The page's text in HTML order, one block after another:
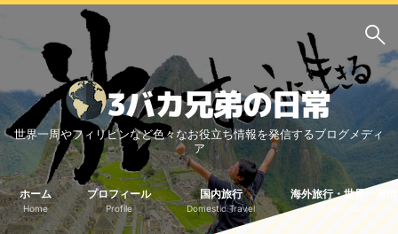
サイト内検索
3バカ兄弟のブログ
三男：増田っちのブロ
グ
次男：タクジのブログ
長男：Yoshiのブログ
世界一周やフィリピンなど色々なお役立ち情報を発信するブログメディ
ア
ホーム
Home
プロフィール
Profile
国内旅行
Domestic Travel
海外旅行・世界一周